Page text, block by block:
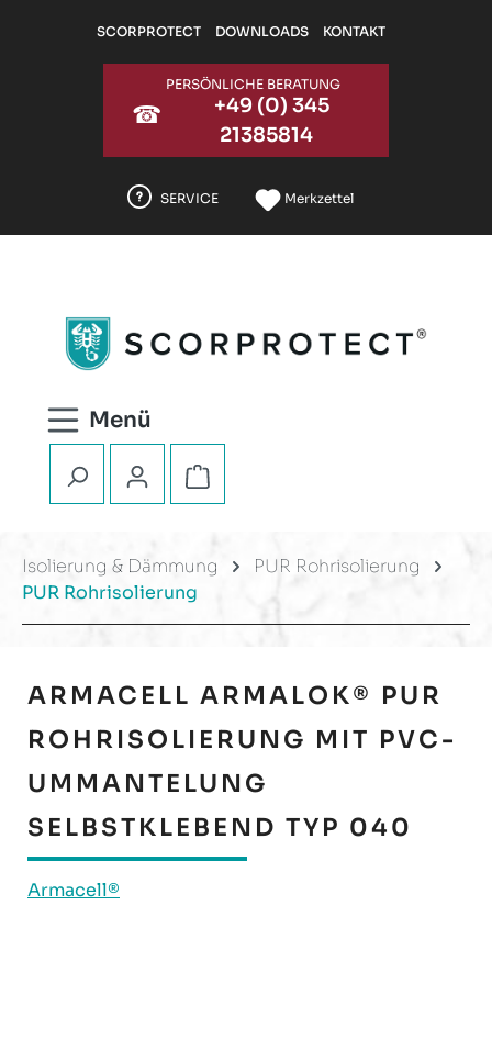
Zum Hauptinhalt springen
SCORPROTECT DOWNLOADS KONTAKT
☎
PERSÖNLICHE BERATUNG
+49 (0) 345
21385814
SERVICE Merkzettel
Warenkorb enthält 0
Isolierung & Dämmung
PUR Rohrisolierung
PUR Rohrisolierung
ARMACELL ARMALOK® PUR
ROHRISOLIERUNG MIT PVC-
UMMANTELUNG
SELBSTKLEBEND TYP 040
Armacell®